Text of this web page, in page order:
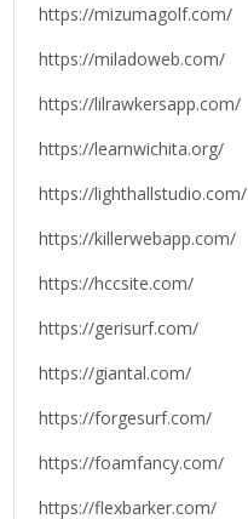
https://mizumagolf.com/
https://miladoweb.com/
https://lilrawkersapp.com/
https://learnwichita.org/
https://lighthallstudio.com/
https://killerwebapp.com/
https://hccsite.com/
https://gerisurf.com/
https://giantal.com/
https://forgesurf.com/
https://foamfancy.com/
https://flexbarker.com/